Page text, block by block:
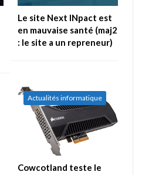
Le site Next INpact est
en mauvaise santé (maj2
: le site a un repreneur)
Actualités informatique
Cowcotland teste le